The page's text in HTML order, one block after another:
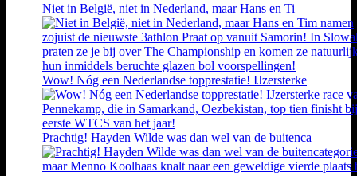
Niet in België, niet in Nederland, maar Hans en Ti
Wow! Nóg een Nederlandse topprestatie! IJzersterke
Prachtig! Hayden Wilde was dan wel van de buitenca